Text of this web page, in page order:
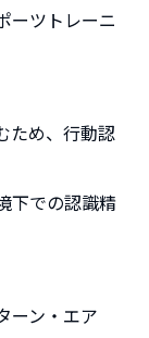
ーツトレーニ
ため、行動認
下での認識精
ーン・エア